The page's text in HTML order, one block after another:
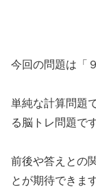
今回の問題は「
単純な計算問題
る脳トレ問題です
前後や答えとの
とが期待できます